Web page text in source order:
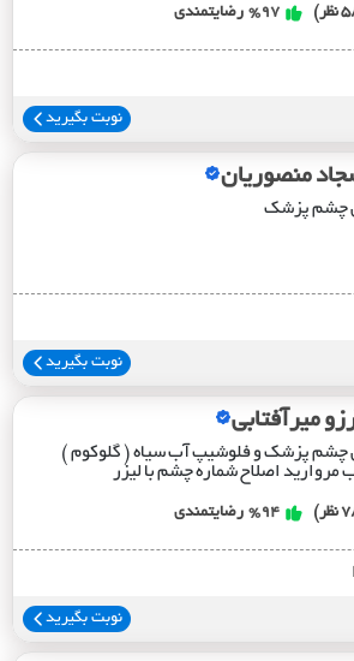
%97 رضایتمندی
نوبت بگیرید
منصوریان
چشم پزشک
نوبت بگیرید
میرآفتابی
پزشک و فلوشیپ آب سیاه ( گلوکوم )
مروارید اصلاح شماره چشم با لیزر
%94 رضایتمندی
نوبت بگیرید